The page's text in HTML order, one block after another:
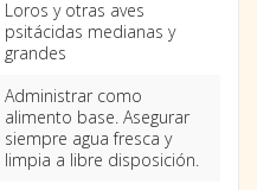
Loros y otras aves
psitácidas medianas y
grandes
Administrar como
alimento base. Asegurar
siempre agua fresca y
limpia a libre disposición.